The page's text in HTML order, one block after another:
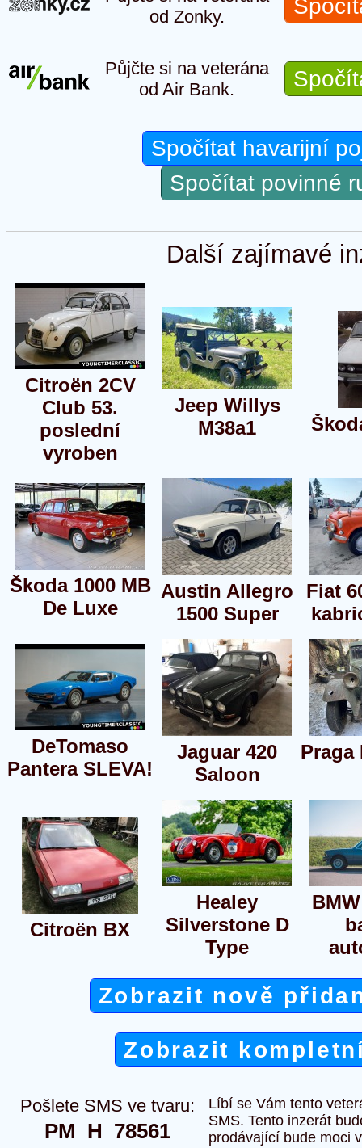
od Zonky.
Půjčte si na veterána
od Air Bank.
Spočítat havarijní
Spočítat povinné
Další zajímavé
Citroën 2CV
Club 53.
poslední
vyroben
Jeep Willys
M38a1
Škoda 1000 MB
De Luxe
Austin Allegro
1500 Super
Fiat
DeTomaso
Pantera SLEVA!
Jaguar 420
Saloon
Praga
Citroën BX
Healey
Silverstone D
Type
Zobrazit nově
Zobrazit
Pošlete SMS ve tvaru:
PM  H  78561
Líbí se Vám tento
SMS. Tento inzerát
prodávající bude moci